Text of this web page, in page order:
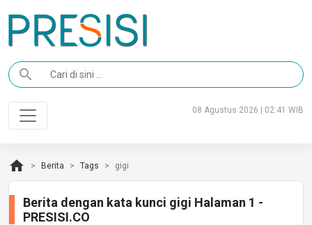
search
08 Agustus 2026 | 02:41 WIB
home Berita Tags gigi
Berita dengan kata kunci gigi Halaman 1 -
PRESISI.CO